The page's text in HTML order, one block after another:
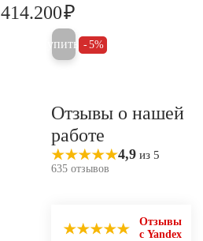
414.200₽
Купить 5%
Отзывы о нашей
работе
4,9 из 5
635 отзывов
Отзывы
с Yandex